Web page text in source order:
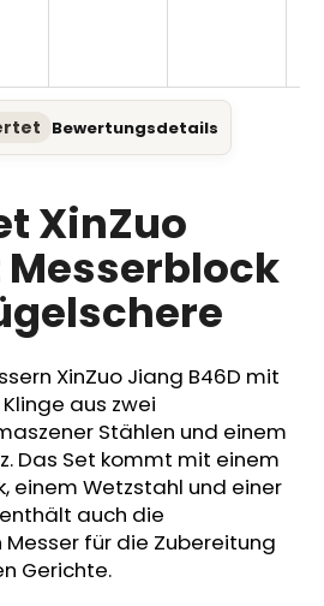
Bewertungsdetails
XinZuo
Messerblock
XinZuo Jiang B46D mit
aus zwei
Stählen und einem
Das Set kommt mit einem
einem Wetzstahl und einer
auch die
für die Zubereitung
Gerichte.
SUCHEN